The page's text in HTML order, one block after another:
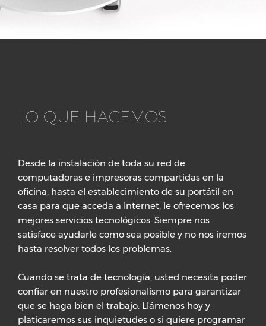
LO QUE HACEMOS
Desde la instalación de toda su red de
computadoras e impresoras compartidas en la
oficina, hasta el establecimiento de su portátil en
casa para que acceda a Internet, le ofrecemos los
mejores servicios tecnológicos. Siempre nos
satisface ayudarle como sea posible y no nos iremos
hasta resolver todos los problemas.
Cuando se trata de tecnología, usted necesita poder
confiar en nuestro profesionalismo para garantizar
que se haga bien el trabajo. Llámenos hoy y
platicaremos sus inquietudes o si quiere programar